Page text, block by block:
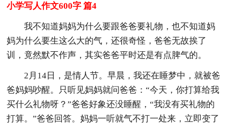
小学写人作文600字 篇4
我不知道妈妈为什么要跟爸爸要礼物，也不知道妈
妈为什么要生这么大的气，还很奇怪，爸爸无故挨了
训，竟然默不作声，其实爸爸平时还是有点脾气的。
2月14日，是情人节。早晨，我还在睡梦中，就被爸
爸妈妈吵醒。只听见妈妈就问爸爸：“今天，你打算给我
买什么礼物呀？”爸爸好象还没睡醒，“我没有买礼物的
打算。”爸爸回答。妈妈一听就气不打一处来，立即变了